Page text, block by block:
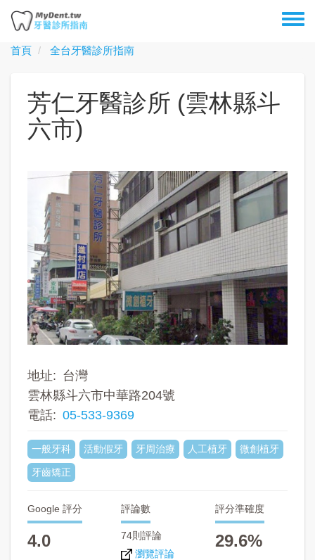
移
主首頁 全台牙醫診所指南
芳仁牙醫診所 (雲林縣斗
六市)
地址
台灣
雲林縣斗六市中華路204號
電話
05-533-9369
一般牙科 活動假牙 牙周治療 人工植牙 微創植牙
牙齒矯正
Google 評分
4.0
評論數
74則評論
瀏覽評論
評分準確度
29.6%